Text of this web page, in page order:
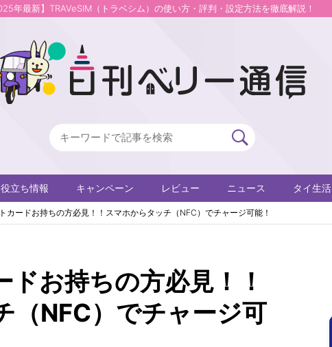
年最新】TRAVeSIM（トラベシム）の使い方・評判・設定方法を徹底解説！
立ち情報 キャンペーン レビュー ニュース タイ生活
カードお持ちの方必見！！スマホからタッチ（NFC）でチャージ可能！
お持ちの方必見！！
（NFC）でチャージ可